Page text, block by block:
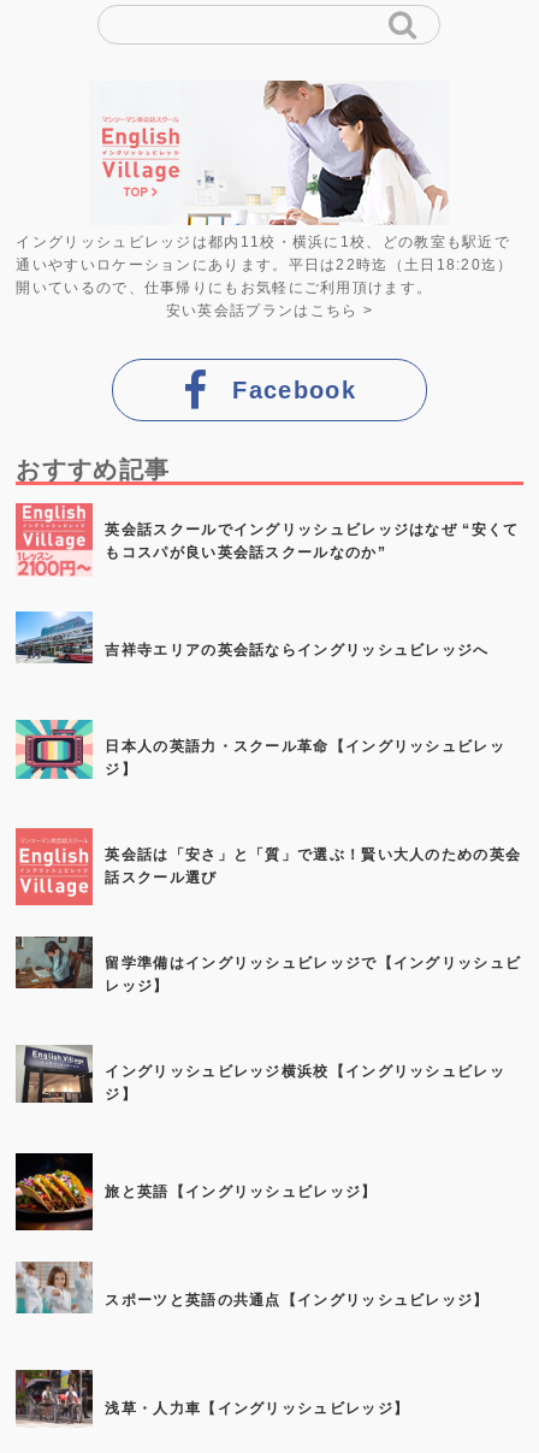
イングリッシュビレッジは都内11校・横浜に1校、どの教室も駅近で
通いやすいロケーションにあります。平日は22時迄（土日18:20迄）
開いているので、仕事帰りにもお気軽にご利用頂けます。
安い英会話プラン はこちら >
Facebook
おすすめ記事
英会話スクールでイングリッシュビレッジはなぜ “安くて
もコスパが良い英会話スクールなのか”
吉祥寺エリアの英会話ならイングリッシュビレッジへ
日本人の英語力・スクール革命【イングリッシュビレッ
ジ】
英会話は「安さ」と「質」で選ぶ！賢い大人のための英会
話スクール選び
留学準備はイングリッシュビレッジで【イングリッシュビ
レッジ】
イングリッシュビレッジ横浜校【イングリッシュビレッ
ジ】
旅と英語【イングリッシュビレッジ】
スポーツと英語の共通点【イングリッシュビレッジ】
浅草・人力車【イングリッシュビレッジ】